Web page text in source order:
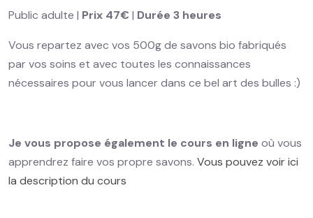
Public adulte | Prix 47€ | Durée 3 heures
Vous repartez avec vos 500g de savons bio fabriqués
par vos soins et avec toutes les connaissances
nécessaires pour vous lancer dans ce bel art des bulles :)
Je vous propose également le cours en ligne où vous
apprendrez faire vos propre savons. Vous pouvez voir ici
la description du cours